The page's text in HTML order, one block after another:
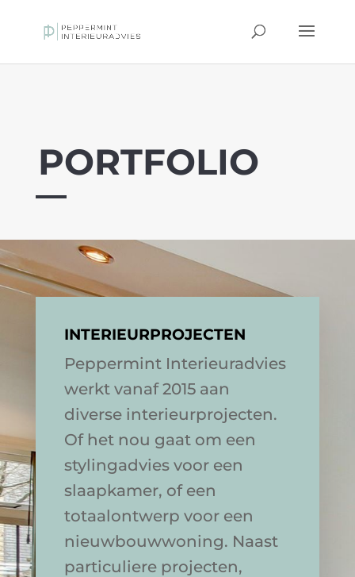
PORTFOLIO
INTERIEURPROJECTEN
Peppermint Interieuradvies
werkt vanaf 2015 aan
diverse interieurprojecten.
Of het nou gaat om een
stylingadvies voor een
slaapkamer, of een
totaalontwerp voor een
nieuwbouwwoning. Naast
particuliere projecten,